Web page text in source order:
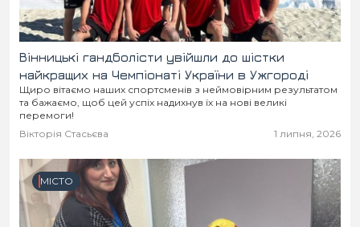
Вінницькі гандболісти увійшли до шістки
найкращих на Чемпіонаті України в Ужгороді
Щиро вітаємо наших спортсменів з неймовірним результатом
та бажаємо, щоб цей успіх надихнув їх на нові великі
перемоги!
Вікторія Стасьєва
1 липня, 2026
МІСТО